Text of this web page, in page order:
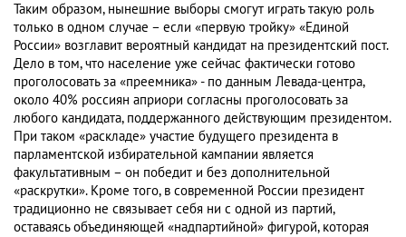
Таким образом, нынешние выборы смогут играть такую роль
только в одном случае – если «первую тройку» «Единой
России» возглавит вероятный кандидат на президентский пост.
Дело в том, что население уже сейчас фактически готово
проголосовать за «преемника» - по данным Левада-центра,
около 40% россиян априори согласны проголосовать за
любого кандидата, поддержанного действующим президентом.
При таком «раскладе» участие будущего президента в
парламентской избирательной кампании является
факультативным – он победит и без дополнительной
«раскрутки». Кроме того, в современной России президент
традиционно не связывает себя ни с одной из партий,
оставаясь объединяющей «надпартийной» фигурой, которая